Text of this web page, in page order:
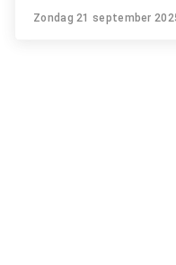
Zondag 21 september